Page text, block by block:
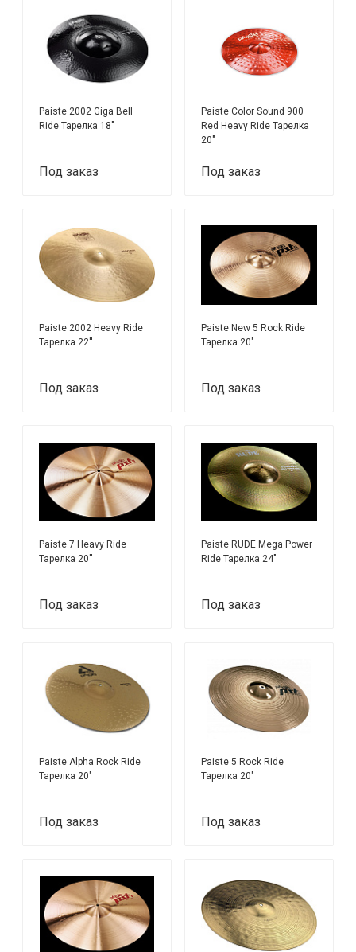
Paiste 2002 Giga Bell
Ride Тарелка 18"
Под заказ
Paiste Color Sound 900
Red Heavy Ride Тарелка
20"
Под заказ
Paiste 2002 Heavy Ride
Тарелка 22''
Под заказ
Paiste New 5 Rock Ride
Тарелка 20"
Под заказ
Paiste 7 Heavy Ride
Тарелка 20''
Под заказ
Paiste RUDE Mega Power
Ride Тарелка 24"
Под заказ
Paiste Alpha Rock Ride
Тарелка 20"
Под заказ
Paiste 5 Rock Ride
Тарелка 20"
Под заказ